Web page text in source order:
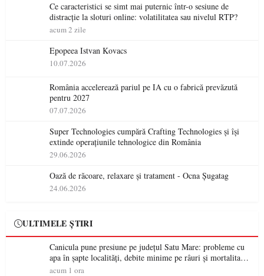
Ce caracteristici se simt mai puternic într-o sesiune de
distracție la sloturi online: volatilitatea sau nivelul RTP?
acum 2 zile
Epopeea Istvan Kovacs
10.07.2026
România accelerează pariul pe IA cu o fabrică prevăzută
pentru 2027
07.07.2026
Super Technologies cumpără Crafting Technologies și își
extinde operațiunile tehnologice din România
29.06.2026
Oază de răcoare, relaxare și tratament - Ocna Șugatag
24.06.2026
ULTIMELE ȘTIRI
Canicula pune presiune pe județul Satu Mare: probleme cu
apa în șapte localități, debite minime pe râuri și mortalitate
piscicolă la Lacul Călinești
acum 1 ora